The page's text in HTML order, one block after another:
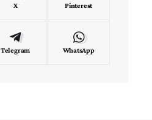
X Pinterest
Telegram WhatsApp